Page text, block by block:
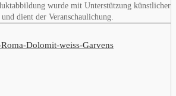
wurde mit Unterstützung künstlicher
dient der Veranschaulichung.